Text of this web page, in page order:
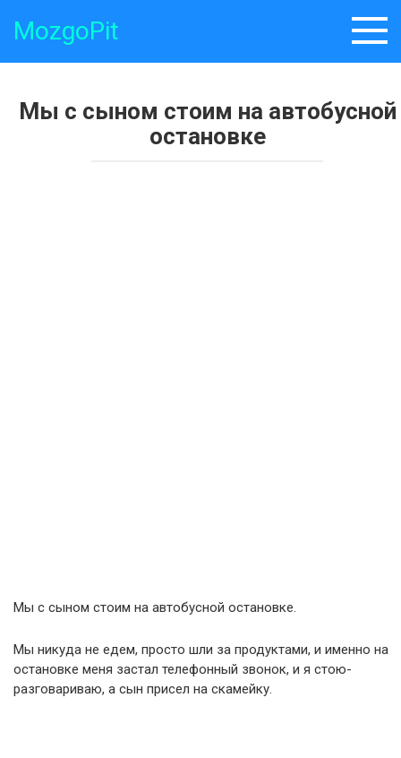
MozgoPit
Мы с сыном стоим на автобусной
остановке
Мы с сыном стоим на автобусной остановке.
Мы никуда не едем, просто шли за продуктами, и именно на
остановке меня застал телефонный звонок, и я стою-
разговариваю, а сын присел на скамейку.